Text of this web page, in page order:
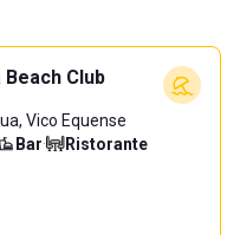
Beach Club
Vico Equense
Bar· Ristorante